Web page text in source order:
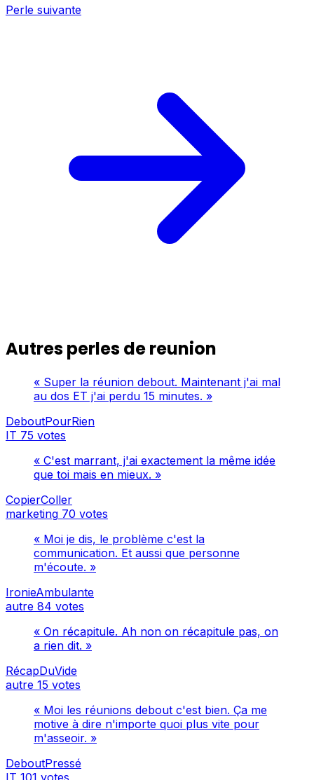
Perle suivante
Autres perles de reunion
« Super la réunion debout. Maintenant j'ai mal
au dos ET j'ai perdu 15 minutes. »
DeboutPourRien
IT 75 votes
« C'est marrant, j'ai exactement la même idée
que toi mais en mieux. »
CopierColler
marketing 70 votes
« Moi je dis, le problème c'est la
communication. Et aussi que personne
m'écoute. »
IronieAmbulante
autre 84 votes
« On récapitule. Ah non on récapitule pas, on
a rien dit. »
RécapDuVide
autre 15 votes
« Moi les réunions debout c'est bien. Ça me
motive à dire n'importe quoi plus vite pour
m'asseoir. »
DeboutPressé
IT 101 votes